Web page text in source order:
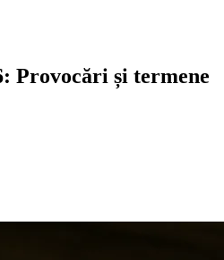
Provocări și termene